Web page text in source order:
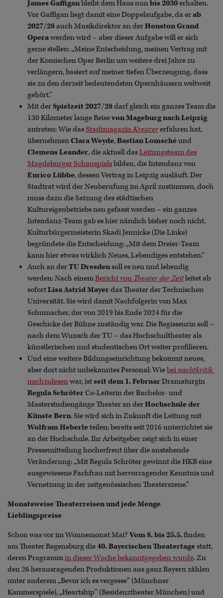
James Gaffiganbleibt dem Haus nunbis 2030erhalten.
Vor Gaffigan liegt damit eine Doppelaufgabe, da erab
2027/28auch Musikdirektor an derHouston Grand
Operawerden wird – aber dieser Aufgabe will er sich
gerne stellen: „Meine Entscheidung, meinen Vertrag mit
der Komischen Oper Berlin um weitere drei Jahre zu
verlängern, basiert auf meiner tiefen Überzeugung, dass
sie zu den derzeit bedeutendsten Opernhäusern weltweit
gehört.“
Mit derSpielzeit 2027/28darf gleich ein ganzes Team die
130 Kilometer lange Reisevon Mageburg nachLeipzig
antreten: Wie dasStadtmagazinKreuzererfahren hat,
übernehmenClara Weyde,Bastian Lomschéund
Clemens Leander, die aktuell dasLeitungsteam des
Magdeburger Schauspielsbilden, die Intendanz von
Enrico Lübbe, dessen Vertrag in Leipzig ausläuft. Der
Stadtrat wird der Neuberufung im April zustimmen, doch
muss dazu die Satzung des städtischen
Kultureigenbetriebs neu gefasst werden – ein ganzes
Intendanz-Team gab es hier nämlich bisher noch nicht.
Kulturbürgermeisterin Skadi Jennicke (Die Linke)
begründete die Entscheidung: „Mit dem Dreier-Team
kann hier etwas wirklich Neues, Lebendiges entstehen.“
Auch an derTU Dresdensoll es neu und lebendig
werden: Nach einemBericht von Theater der Zeitleitet ab
sofortLisa Astrid Mayerdas Theater der Technischen
Universität. Sie wird damit Nachfolgerin von Max
Schumacher, der von 2019 bis Ende 2024 für die
Geschicke der Bühne zuständig war. Die Regisseurin soll –
nach dem Wunsch der TU – das Hochschultheater als
künstlerischen und studentischen Ort weiter profilieren.
Und eine weitere Bildungseinrichtung bekommt neues,
aber dort nicht unbekanntes Personal: Wiebeinachtkritik
nachzulesenwar, istseit dem 1. FebruarDramaturgin
Regula SchröterCo-Leiterin der Bachelor- und
Masterstudiengänge Theater an derHochschule der
Künste Bern. Sie wird sich in Zukunft die Leitung mit
Wolfram Heberleteilen; bereits seit 2016 unterrichtet sie
an der Hochschule. Ihr Arbeitgeber zeigt sich in einer
Pressemitteilung hocherfreut über die anstehende
Veränderung: „Mit Regula Schröter gewinnt die HKB eine
ausgewiesene Fachfrau mit hervorragender Kenntnis und
Vernetzung in der zeitgenössischen Theaterszene.“
Monatsweise Theaterreisen und jede Menge
Lieblingspreise
Schon was vor im Wonnemonat Mai?Vom 8. bis 25.5.finden
am Theater Regensburg die40. Bayerischen Theatertagestatt,
deren Programmin dieser Woche bekanntgegeben wurde. Zu
den 26 herausragenden Produktionen aus ganz Bayern zählen
unter anderem „Bevor ich es vergesse“ (Münchner
Kammerspiele), „Heartship“ (Residenztheater München) und